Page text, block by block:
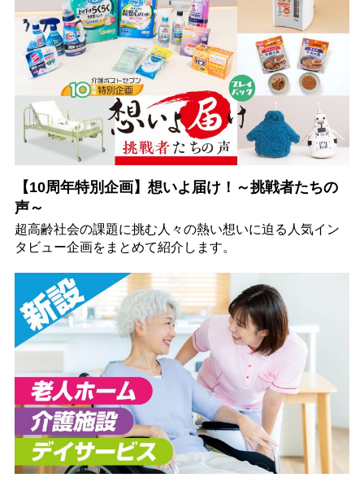
【10周年特別企画】想いよ届け！～挑戦者たちの
声～
超高齢社会の課題に挑む人々の熱い想いに迫る人気イン
タビュー企画をまとめて紹介します。